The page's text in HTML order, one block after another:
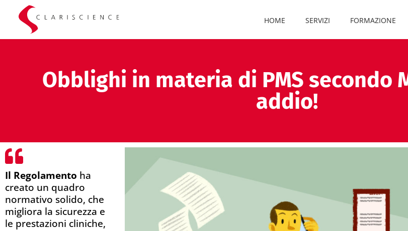
HOME SERVIZI FORMAZIONE
Obblighi in materia di PMS secondo
addio!
Il Regolamento ha
creato un quadro
normativo solido, che
migliora la sicurezza e
le prestazioni cliniche,